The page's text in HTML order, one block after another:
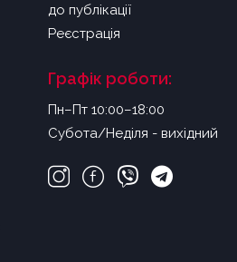
до публікації
Реєстрація
Графік роботи:
Пн–Пт 10:00–18:00
Субота/Неділя - вихідний